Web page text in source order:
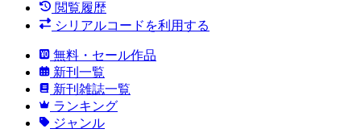
閲覧履歴
シリアルコードを利用する
無料・セール作品
新刊一覧
新刊雑誌一覧
ランキング
ジャンル